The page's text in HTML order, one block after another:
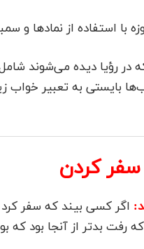
با استفاده از نمادها و
در رؤیا دیده می‌شوند
بایستی به تعبیر خواب
کردن
اگر کسی بیند که سفر
رفت بدتر از آنجا بود که